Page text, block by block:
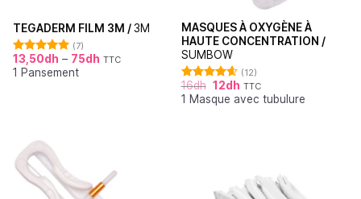
TEGADERM FILM 3M /3M
Note5.00
sur 5
(7)
13,50dh – 75dh TTC
1 Pansement
MASQUES À OXYGÈNE À
HAUTE CONCENTRATION /
SUMBOW
Note
4.64
sur 5
(12)
16dh 12dh TTC
1 Masque avec tubulure